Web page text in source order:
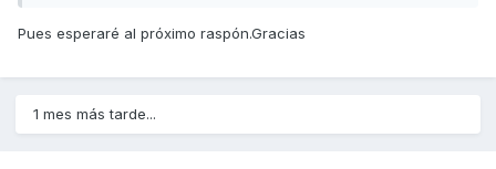
Pues esperaré al próximo raspón.Gracias
1 mes más tarde...